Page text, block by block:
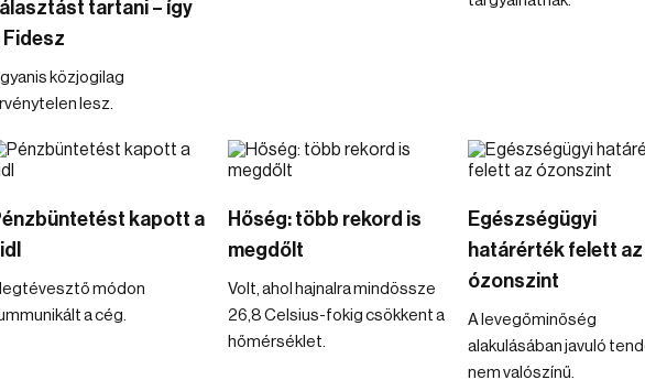
tartani – így
Fidesz
közjogilag
lesz.
kapott a
módon
a cég.
Hőség: több rekord is
megdőlt
Volt, ahol hajnalra mindössze
26,8 Celsius-fokig csökkent a
hőmérséklet.
Egészségügyi
határérték felett az
ózonszint
A levegőminőség
alakulásában javuló
nem valószínű.